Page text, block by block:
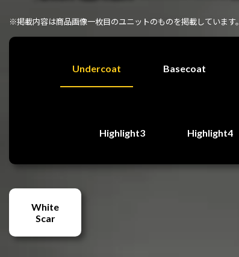
※掲載内容は商品画像一枚目のユニットのものを掲載しています。
Undercoat Basecoat
Highlight3 Highlight4
White
Scar